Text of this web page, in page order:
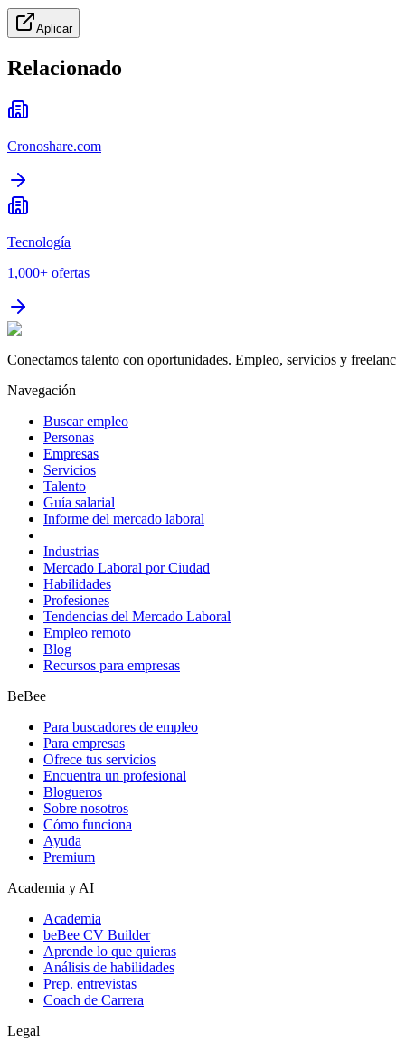
Aplicar
Relacionado
Cronoshare.com
Tecnología
1,000+ ofertas
Conectamos talento con oportunidades. Empleo, servicios y
Navegación
Buscar empleo
Personas
Empresas
Servicios
Talento
Guía salarial
Informe del mercado laboral
Industrias
Mercado Laboral por Ciudad
Habilidades
Profesiones
Tendencias del Mercado Laboral
Empleo remoto
Blog
Recursos para empresas
BeBee
Para buscadores de empleo
Para empresas
Ofrece tus servicios
Encuentra un profesional
Blogueros
Sobre nosotros
Cómo funciona
Ayuda
Premium
Academia y AI
Academia
beBee CV Builder
Aprende lo que quieras
Análisis de habilidades
Prep. entrevistas
Coach de Carrera
Legal